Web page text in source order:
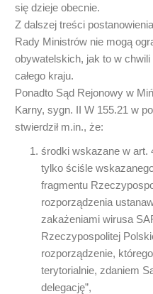
się dzieje obecnie.
Z dalszej treści
Rady Ministrów nie mogą
obywatelskich, jak to w
całego kraju.
Ponadto Sąd Rejonowy w
Karny, sygn. II W 155.21 w
stwierdził m.in., że:
środki wskazane w art.
tylko ściśle
fragmentu
rozporządzenia
zakażeniami wirusa
Rzeczypospolitej
rozporządzenie,
terytorialnie, zdaniem
delegację”,